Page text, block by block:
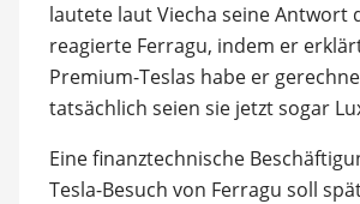
lautete laut Viecha seine Antwort
reagierte Ferragu, indem er
Premium-Teslas habe er
tatsächlich seien sie jetzt sogar
Eine finanztechnische
Tesla-Besuch von Ferragu soll